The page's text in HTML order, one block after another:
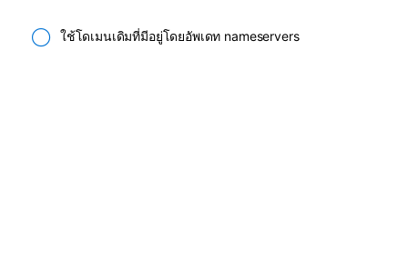
ใช้โดเมนเดิมที่มีอยู่โดยอัพเดท nameservers